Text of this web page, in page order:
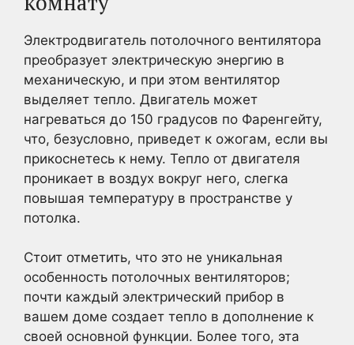
Электродвигатель потолочного вентилятора
преобразует электрическую энергию в
механическую, и при этом вентилятор
выделяет тепло. Двигатель может
нагреваться до 150 градусов по Фаренгейту,
что, безусловно, приведет к ожогам, если вы
прикоснетесь к нему. Тепло от двигателя
проникает в воздух вокруг него, слегка
повышая температуру в пространстве у
потолка.
Стоит отметить, что это не уникальная
особенность потолочных вентиляторов;
почти каждый электрический прибор в
вашем доме создает тепло в дополнение к
своей основной функции. Более того, эта